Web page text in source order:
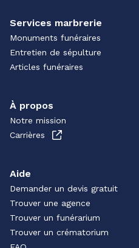
Services marbrerie
Monuments funéraires
Entretien de sépulture
Articles funéraires
À propos
Notre mission
Carrières
Aide
Demander un devis gratuit
Trouver une agence
Trouver un funérarium
Trouver un crématorium